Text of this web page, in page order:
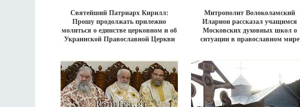
Святейший Патриарх Кирилл:
Прошу продолжать прилежно
молиться о единстве церковном и об
Украинской Православной Церкви
Митрополит Волоколамский
Иларион рассказал учащимся
Московских духовных школ о
ситуации в православном мире